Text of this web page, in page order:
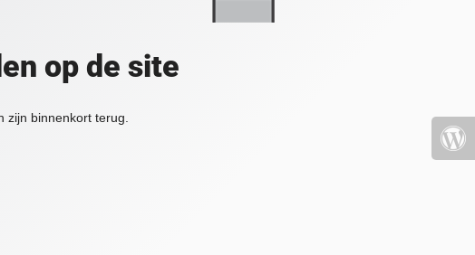
op de site
zijn binnenkort terug.